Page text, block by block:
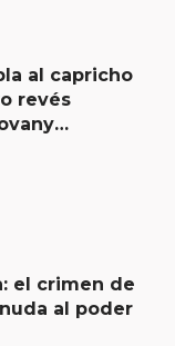
al capricho
revés
el crimen de
al poder